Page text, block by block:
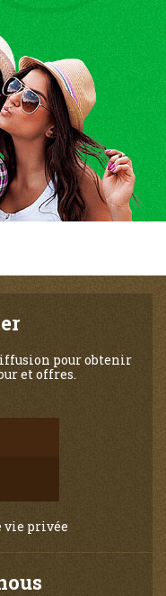
pour obtenir
et offres.
vie privée